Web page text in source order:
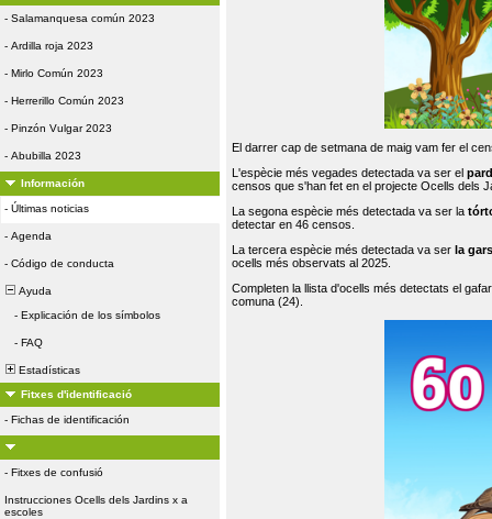
- Salamanquesa común 2023
- Ardilla roja 2023
- Mirlo Común 2023
- Herrerillo Común 2023
- Pinzón Vulgar 2023
- Abubilla 2023
Información
- Últimas noticias
- Agenda
- Código de conducta
Ayuda
- Explicación de los símbolos
- FAQ
Estadísticas
Fitxes d'identificació
- Fichas de identificación
- Fitxes de confusió
Instrucciones Ocells dels Jardins x a
escoles
El darrer cap de setmana de maig vam fer el
L'espècie més vegades detectada va ser el
censos que s'han fet en el projecte Ocells dels
La segona espècie més detectada va ser la
detectar en 46 censos.
La tercera espècie més detectada va ser la
ocells més observats al 2025.
Completen la llista d'ocells més detectats el
comuna (24).